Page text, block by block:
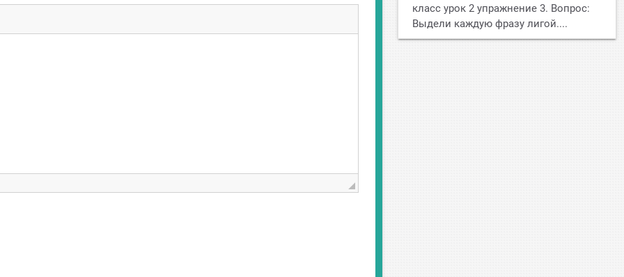
класс урок 2 упражнение 3. Вопрос:
Выдели каждую фразу лигой....